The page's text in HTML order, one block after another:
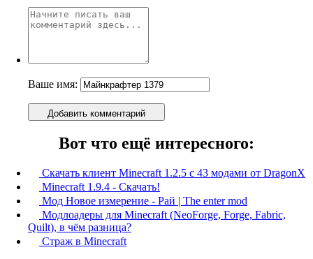
Ваше имя:
Добавить комментарий
Вот что ещё интересного:
Скачать клиент Minecraft 1.2.5 с 43 модами от DragonX
Minecraft 1.9.4 - Скачать!
Мод Новое измерение - Рай | The enter mod
Модлоадеры для Minecraft (NeoForge, Forge, Fabric,
Quilt), в чём разница?
Страж в Minecraft